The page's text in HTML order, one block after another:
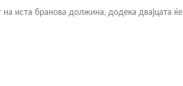
иста бранова должина, додека двајцата ќе